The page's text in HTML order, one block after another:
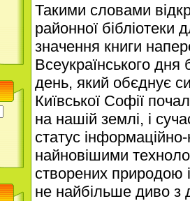
Такими словами
районної бібліотеки
значення книги
Всеукраїнського дня
день, який обєднує
Київської Софії
на нашій землі, і
статус
найновішими
створених природою
не найбільше диво з